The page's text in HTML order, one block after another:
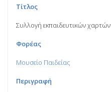
Τίτλος
Συλλογή εκπαιδευτικών χαρτών
Φορέας
Μουσείο Παιδείας
Περιγραφή